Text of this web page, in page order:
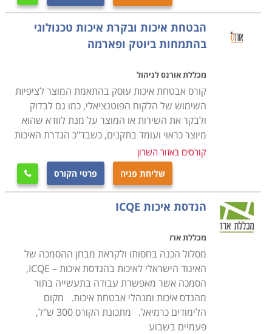
סניף מדרשת רופין
השתדלנו לאסוף עבורכם את מיטב תכניות הלימודים, ואנחנו
את קורס אבטחת איכות באזור השרון, אנו מזמינים אתכם
להתקשר ליועצות הלימודים המיומנות שלנו, שינסו לאתר
עבורכם עוד הזדמנויות אטרקטיביות שיתאימו לצרכיכם.
הבטחת איכות ובקרת איכות טכנולוגי
בהתמחות ביוטק ופארמה
מכללת אורנס לניהול
קורס אבטחת איכות עוסק בהתאמת המוצר לציפיות
השימוש של הלקוח הפוטנציאלי, כמו גם לבדוק
ולבקר את השירות או המוצר על מנת לוודא שהוא
מיוצר כראוי ועומד בתקנים, כשבד"כ הגדרת האיכות
קורסים באזור השרון
שליחת פניה פרטי הקורס 
הנדסת איכות ICQE
מכללת ארז
מסלול הכנה בחסותו ולקראת מבחן ההסמכה של
האיגוד הישראלי לאיכות בהנדסת איכות – ICQE,
הסמכה אשר מאפשרת עבודה בתעשייה בתור
מהנדס איכות ומנהלי אבטחת איכות. מקום
הלימודים כרמיאל. מתכונת הקורס 300 ש"ל,
פעמיים בשבוע